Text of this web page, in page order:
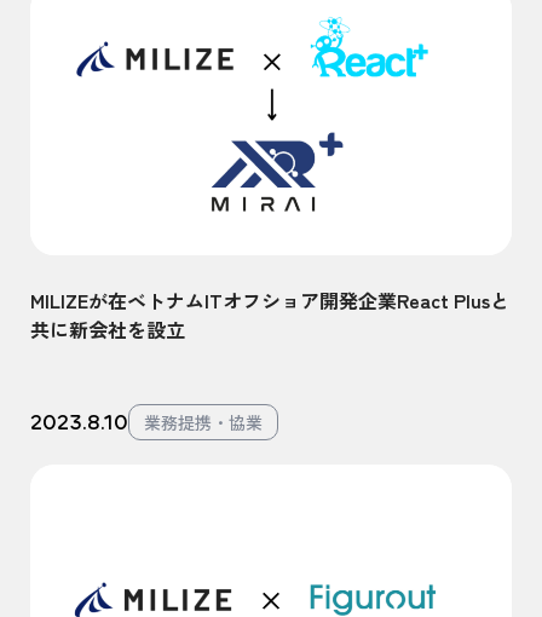
MILIZEが在ベトナムITオフショア開発企業React Plusと
共に新会社を設立
2023.8.10 業務提携・協業